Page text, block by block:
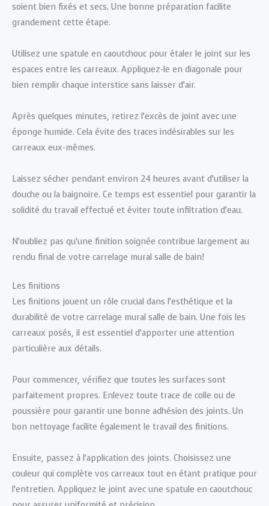
soient bien fixés et secs. Une bonne préparation facilite
grandement cette étape.
Utilisez une spatule en caoutchouc pour étaler le joint sur les
espaces entre les carreaux. Appliquez-le en diagonale pour
bien remplir chaque interstice sans laisser d’air.
Après quelques minutes, retirez l’excès de joint avec une
éponge humide. Cela évite des traces indésirables sur les
carreaux eux-mêmes.
Laissez sécher pendant environ 24 heures avant d’utiliser la
douche ou la baignoire. Ce temps est essentiel pour garantir la
solidité du travail effectué et éviter toute infiltration d’eau.
N’oubliez pas qu’une finition soignée contribue largement au
rendu final de votre carrelage mural salle de bain!
Les finitions
Les finitions jouent un rôle crucial dans l’esthétique et la
durabilité de votre carrelage mural salle de bain. Une fois les
carreaux posés, il est essentiel d’apporter une attention
particulière aux détails.
Pour commencer, vérifiez que toutes les surfaces sont
parfaitement propres. Enlevez toute trace de colle ou de
poussière pour garantir une bonne adhésion des joints. Un
bon nettoyage facilite également le travail des finitions.
Ensuite, passez à l’application des joints. Choisissez une
couleur qui complète vos carreaux tout en étant pratique pour
l’entretien. Appliquez le joint avec une spatule en caoutchouc